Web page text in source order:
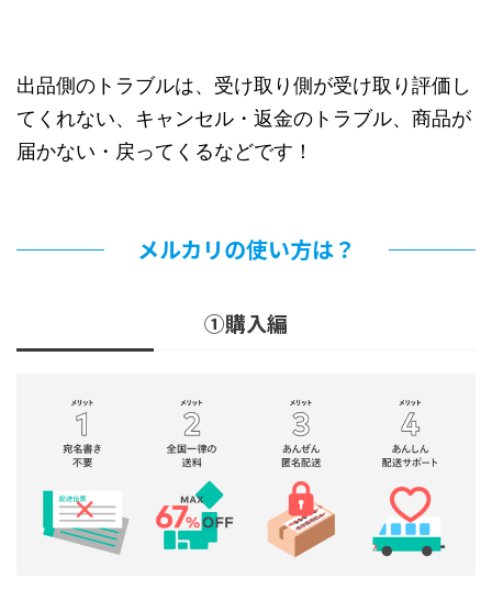
出品側のトラブルは、受け取り側が受け取り評価し
てくれない、キャンセル・返金のトラブル、商品が
届かない・戻ってくるなどです！
メルカリの使い方は？
①購入編